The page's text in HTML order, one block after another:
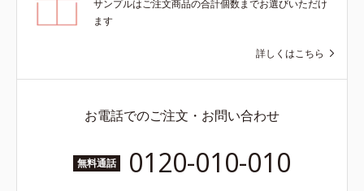
サンプルはご注文商品の合計個数までお選びいただけ
ます
詳しくはこちら
お電話でのご注文・お問い合わせ
無料通話 0120-010-010